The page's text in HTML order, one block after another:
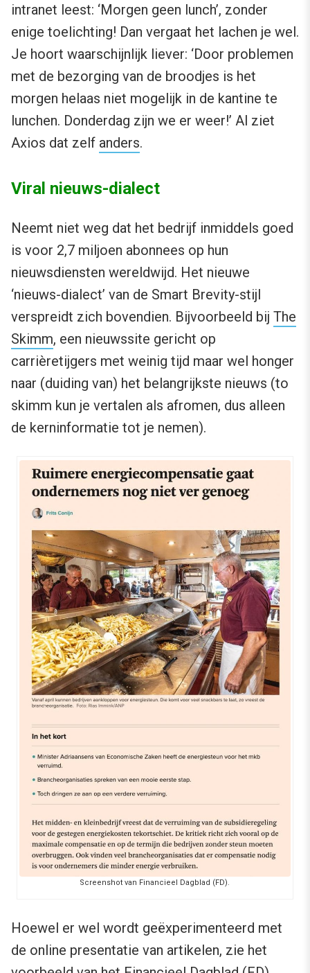
intranet leest: ‘Morgen geen lunch’, zonder
enige toelichting! Dan vergaat het lachen je wel.
Je hoort waarschijnlijk liever: ‘Door problemen
met de bezorging van de broodjes is het
morgen helaas niet mogelijk in de kantine te
lunchen. Donderdag zijn we er weer!’ Al ziet
Axios dat zelf anders.
Viral nieuws-dialect
Neemt niet weg dat het bedrijf inmiddels goed
is voor 2,7 miljoen abonnees op hun
nieuwsdiensten wereldwijd. Het nieuwe
‘nieuws-dialect’ van de Smart Brevity-stijl
verspreidt zich bovendien. Bijvoorbeeld bij The
Skimm, een nieuwssite gericht op
carrièretijgers met weinig tijd maar wel honger
naar (duiding van) het belangrijkste nieuws (to
skimm kun je vertalen als afromen, dus alleen
de kerninformatie tot je nemen).
Screenshot van Financieel Dagblad (FD).
Hoewel er wel wordt geëxperimenteerd met
de online presentatie van artikelen, zie het